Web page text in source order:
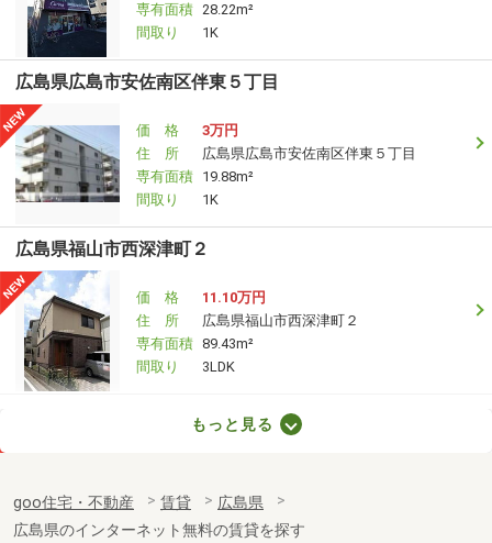
専有面積 28.22m²
間取り
1K
広島県広島市安佐南区伴東５丁目
価 格
3万円
住 所
広島県広島市安佐南区伴東５丁目
専有面積 19.88m²
間取り
1K
広島県福山市西深津町２
価 格
11.10万円
住 所
広島県福山市西深津町２
専有面積 89.43m²
間取り
3LDK
広島県尾道市御調町大田
専有面積
55.4m²
間取り
2LDK
もっと見る
goo住宅・不動産 賃貸
広島県
広島県のインターネット無料の賃貸を探す